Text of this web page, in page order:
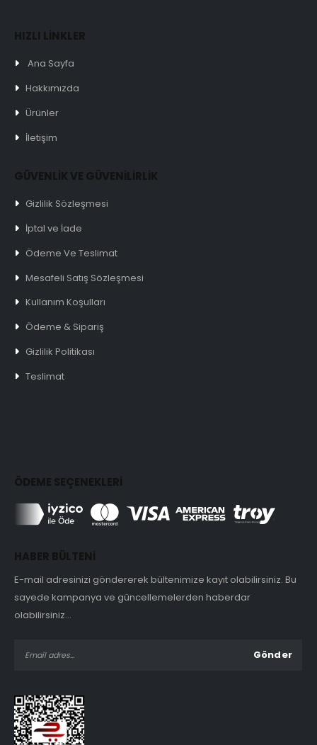
HIZLI LİNKLER
Ana Sayfa
Hakkımızda
Ürünler
İletişim
GÜVENLİK VE GÜVENİLİRLİK
Gizlilik Sözleşmesi
İptal ve İade
Ödeme Ve Teslimat
Mesafeli Satış Sözleşmesi
Kullanım Koşulları
Ödeme & Sipariş
Gizlilik Politikası
Teslimat
ÖDEME SEÇENEKLERİ
HABER BÜLTENİ
E-mail adresinizi göndererek bültenimize kayıt olabilirsiniz. Bu
sayede kampanya ve güncellemelerden haberdar
olabilirsiniz...